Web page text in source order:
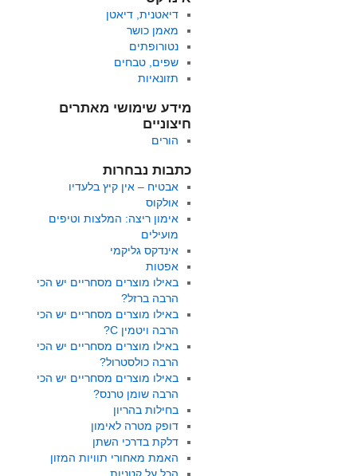
דיאטנית, דיאטן
מאמן כושר
נטורופתים
שפים, טבחים
תזונאיות
מידע שימושי מאתרים
חיצוניים
הורים
כתבות נבחרות
אבטיח – אין קיץ בלעדיו
אולקוס
אימון ריצה: המלצות וטיפים
מועילים
אינדקס גליקמי
אפטות
באילו מוצרים מסחריים יש הכי
הרבה ברזל?
באילו מוצרים מסחריים יש הכי
הרבה ויטמין C?
באילו מוצרים מסחריים יש הכי
הרבה כולסטרול?
באילו מוצרים מסחריים יש הכי
הרבה שומן טרנס?
בחילות בהריון
דופק מטרה לאימון
דלקת בדרכי השתן
האמת מאחורי תוויות המזון